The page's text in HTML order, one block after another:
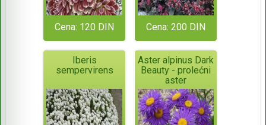
Cena: 120 DIN Cena: 200 DIN
Iberis
sempervirens
Aster alpinus Dark
Beauty - prolećni
aster